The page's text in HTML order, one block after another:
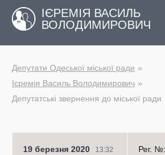
ІЄРЕМІЯ ВАСИЛЬ
ВОЛОДИМИРОВИЧ
Депутати Одеської міської ради
Ієремія Василь Володимирович
Депутатські звернення до міської ради
19 березня 2020 13:32 Рег. №: